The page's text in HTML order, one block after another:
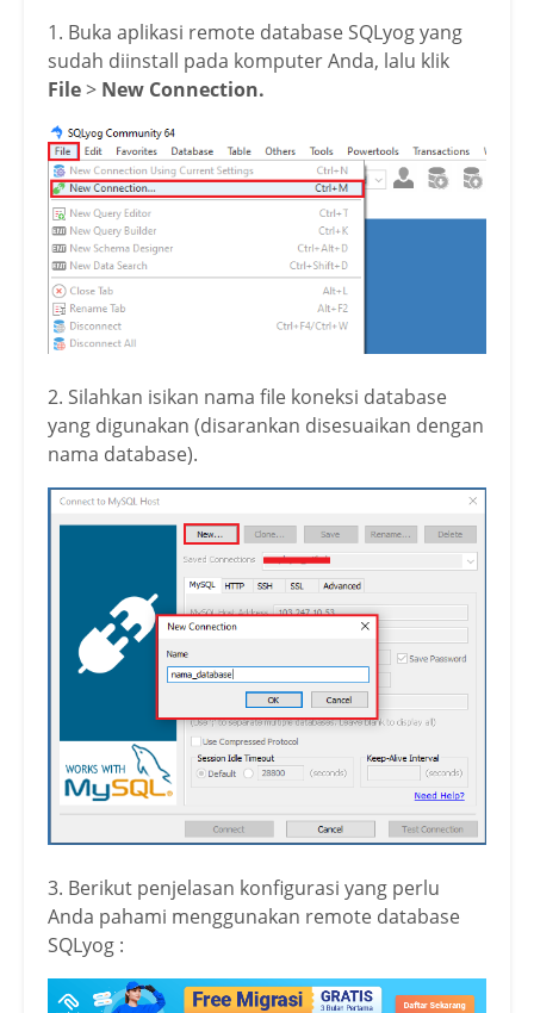
1. Buka aplikasi remote database SQLyog yang
sudah diinstall pada komputer Anda, lalu klik
File> New Connection.
2. Silahkan isikan nama file koneksi database
yang digunakan (disarankan disesuaikan dengan
nama database).
3. Berikut penjelasan konfigurasi yang perlu
Anda pahami menggunakan remote database
SQLyog :